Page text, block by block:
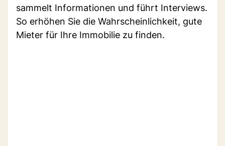
sammelt Informationen und führt Interviews.
So erhöhen Sie die Wahrscheinlichkeit, gute
Mieter für Ihre Immobilie zu finden.